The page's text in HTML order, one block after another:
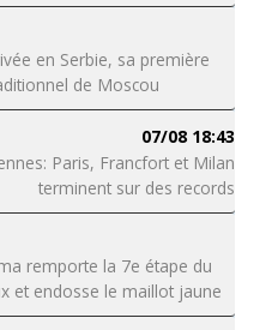
en Serbie, sa première
de Moscou
07/08 18:43
Paris, Francfort et Milan
terminent sur des records
remporte la 7e étape du
et endosse le maillot jaune